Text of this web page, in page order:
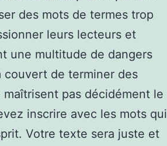
des mots de termes trop
leurs lecteurs et
une multitude de dangers
de terminer des
maîtrisent pas décidément le
inscrire avec les mots qui
Votre texte sera juste et